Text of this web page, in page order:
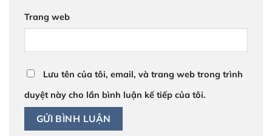
Trang web
Lưu tên của tôi, email, và trang web trong trình
duyệt này cho lần bình luận kế tiếp của tôi.